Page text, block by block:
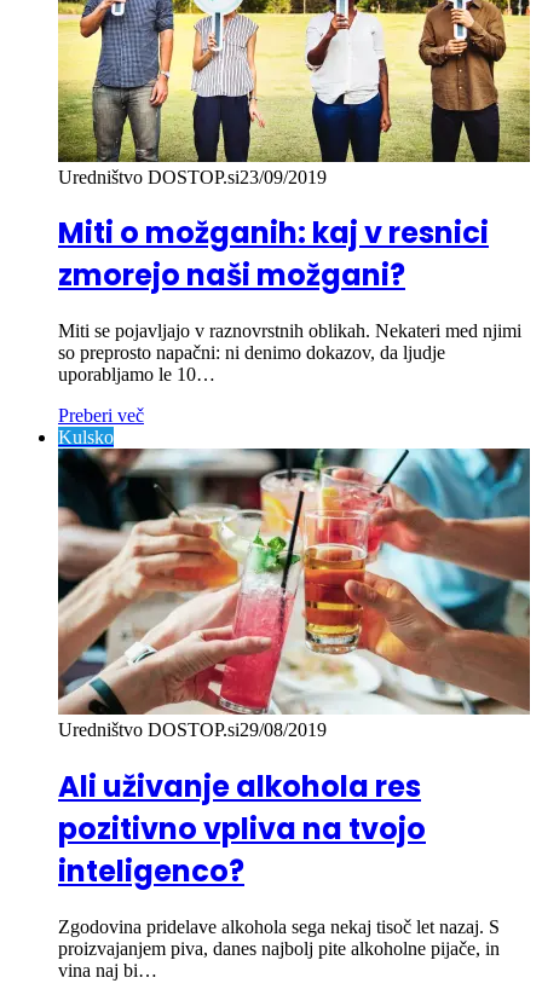
Uredništvo DOSTOP.si23/09/2019
Miti o možganih: kaj v resnici
zmorejo naši možgani?
Miti se pojavljajo v raznovrstnih oblikah. Nekateri med njimi
so preprosto napačni: ni denimo dokazov, da ljudje
uporabljamo le 10…
Preberi več
Kulsko
Uredništvo DOSTOP.si29/08/2019
Ali uživanje alkohola res
pozitivno vpliva na tvojo
inteligenco?
Zgodovina pridelave alkohola sega nekaj tisoč let nazaj. S
proizvajanjem piva, danes najbolj pite alkoholne pijače, in
vina naj bi…